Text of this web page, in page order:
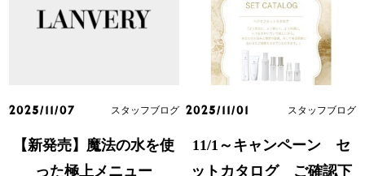
2025/11/07 スタッフブログ
【新発売】魔法の水を使
った極上メニュー
2025/11/01 スタッフブログ
11/1～キャンペーン セ
ットカタログ ご確認下